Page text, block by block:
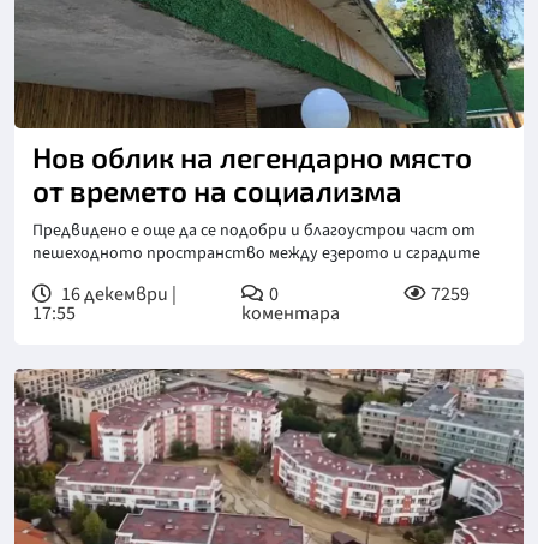
Нов облик на легендарно място
от времето на социализма
Предвидено е още да се подобри и благоустрои част от
пешеходното пространство между езерото и сградите
16 декември |
17:55
0
коментара
7259